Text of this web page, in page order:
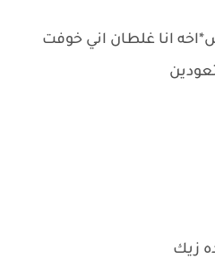
انا غلطان اني خوفت
زيك